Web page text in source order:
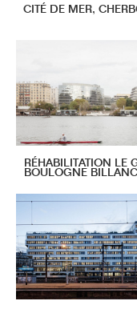
CITÉ DE MER,
RÉHABILITATION LE
BOULOGNE